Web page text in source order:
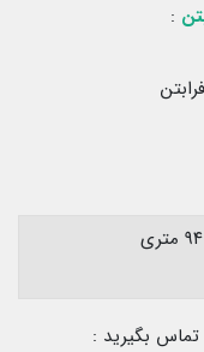
:
تماس بگیرید :